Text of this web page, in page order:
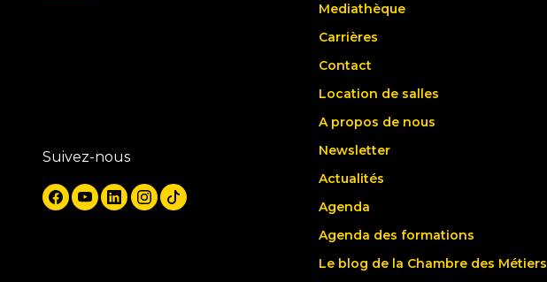
Suivez-nous
Mediathèque
Carrières
Contact
Location de salles
A propos de nous
Newsletter
Actualités
Agenda
Agenda des formations
Le blog de la Chambre des Métiers